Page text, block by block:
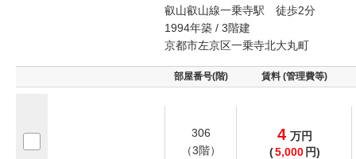
叡山叡山線一乗寺駅 徒歩2分
1994年築 / 3階建
京都市左京区一乗寺北大丸町
部屋番号(階) 賃料 (管理費等)
306
（3階）
4 万円
(5,000 円)